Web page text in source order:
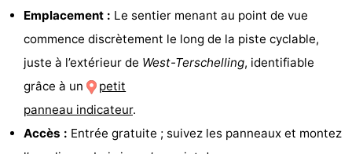
mini-
golf
bien-
être
Visites
guidées
Sports
Piscines
Emplacement : Le sentier menant au point de vue
commence discrètement le long de la piste cyclable,
juste à l’extérieur de West-Terschelling, identifiable
grâce à un
petit
panneau indicateur.
Accès : Entrée gratuite ; suivez les panneaux et montez